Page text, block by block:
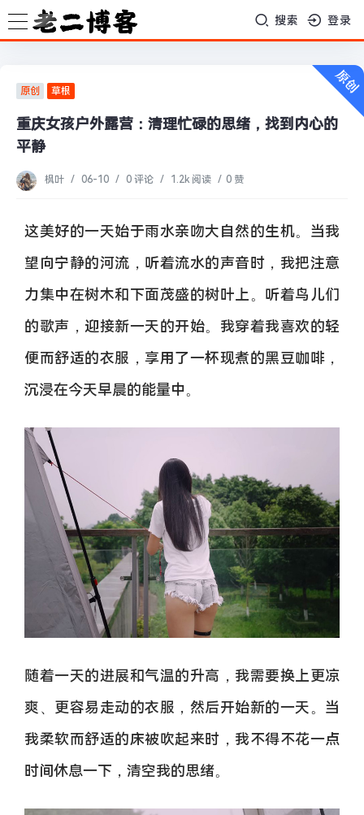
搜索 登录
原创 草根
重庆女孩户外露营：清理忙碌的思绪，找到内心的
平静
枫叶 / 06-10 / 0 评论 / 1.2k 阅读 / 0 赞
这美好的一天始于雨水亲吻大自然的生机。当我
望向宁静的河流，听着流水的声音时，我把注意
力集中在树木和下面茂盛的树叶上。听着鸟儿们
的歌声，迎接新一天的开始。我穿着我喜欢的轻
便而舒适的衣服，享用了一杯现煮的黑豆咖啡，
沉浸在今天早晨的能量中。
随着一天的进展和气温的升高，我需要换上更凉
爽、更容易走动的衣服，然后开始新的一天。当
我柔软而舒适的床被吹起来时，我不得不花一点
时间休息一下，清空我的思绪。